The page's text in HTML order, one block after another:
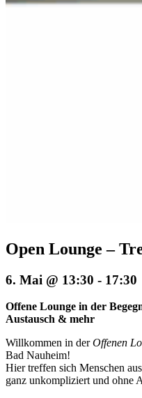
Open Lounge –
6. Mai @ 13:30 - 17:30
Offene Lounge in der
Austausch & mehr
Willkommen in derOffenen
Bad Nauheim!
Hier treffen sich Menschen
ganz unkompliziert und ohne